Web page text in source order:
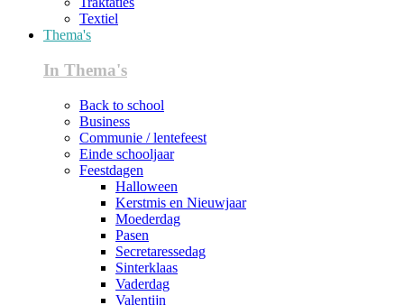
Textiel
Thema's
In Thema's
Back to school
Business
Communie / lentefeest
Einde schooljaar
Feestdagen
Halloween
Kerstmis en Nieuwjaar
Moederdag
Pasen
Secretaressedag
Sinterklaas
Vaderdag
Valentijn